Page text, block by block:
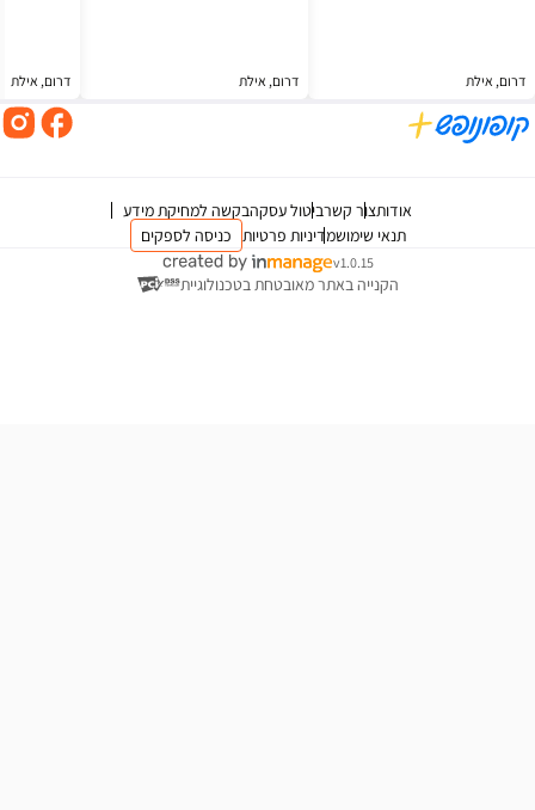
ביטול עסקהבקשה למחיקת מידע
מדיניות פרטיות כניסה לספקים
באתר מאובטחת בטכנולוגיית